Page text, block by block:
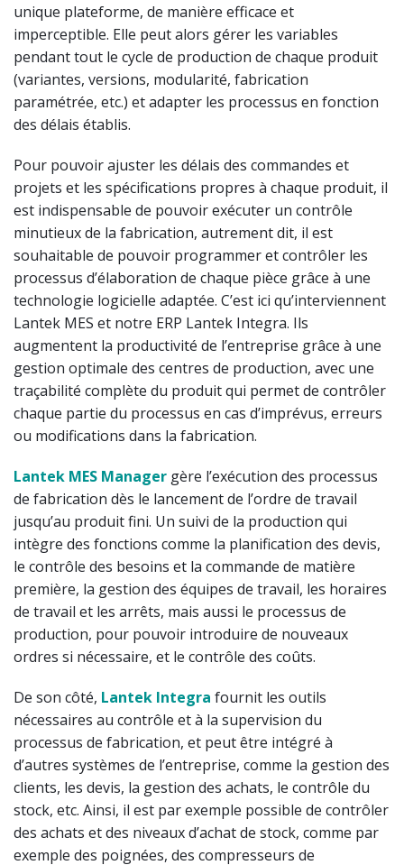
unique plateforme, de manière efficace et
imperceptible. Elle peut alors gérer les variables
pendant tout le cycle de production de chaque produit
(variantes, versions, modularité, fabrication
paramétrée, etc.) et adapter les processus en fonction
des délais établis.
Pour pouvoir ajuster les délais des commandes et
projets et les spécifications propres à chaque produit, il
est indispensable de pouvoir exécuter un contrôle
minutieux de la fabrication, autrement dit, il est
souhaitable de pouvoir programmer et contrôler les
processus d’élaboration de chaque pièce grâce à une
technologie logicielle adaptée. C’est ici qu’interviennent
Lantek MES et notre ERP Lantek Integra. Ils
augmentent la productivité de l’entreprise grâce à une
gestion optimale des centres de production, avec une
traçabilité complète du produit qui permet de contrôler
chaque partie du processus en cas d’imprévus, erreurs
ou modifications dans la fabrication.
Lantek MES Manager gère l’exécution des processus
de fabrication dès le lancement de l’ordre de travail
jusqu’au produit fini. Un suivi de la production qui
intègre des fonctions comme la planification des devis,
le contrôle des besoins et la commande de matière
première, la gestion des équipes de travail, les horaires
de travail et les arrêts, mais aussi le processus de
production, pour pouvoir introduire de nouveaux
ordres si nécessaire, et le contrôle des coûts.
De son côté, Lantek Integra fournit les outils
nécessaires au contrôle et à la supervision du
processus de fabrication, et peut être intégré à
d’autres systèmes de l’entreprise, comme la gestion des
clients, les devis, la gestion des achats, le contrôle du
stock, etc. Ainsi, il est par exemple possible de contrôler
des achats et des niveaux d’achat de stock, comme par
exemple des poignées, des compresseurs de